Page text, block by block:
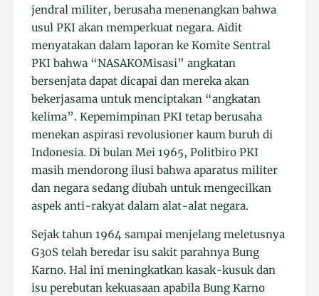
jendral militer, berusaha menenangkan bahwa
usul PKI akan memperkuat negara. Aidit
menyatakan dalam laporan ke Komite Sentral
PKI bahwa “NASAKOMisasi” angkatan
bersenjata dapat dicapai dan mereka akan
bekerjasama untuk menciptakan “angkatan
kelima”. Kepemimpinan PKI tetap berusaha
menekan aspirasi revolusioner kaum buruh di
Indonesia. Di bulan Mei 1965, Politbiro PKI
masih mendorong ilusi bahwa aparatus militer
dan negara sedang diubah untuk mengecilkan
aspek anti-rakyat dalam alat-alat negara.
Sejak tahun 1964 sampai menjelang meletusnya
G30S telah beredar isu sakit parahnya Bung
Karno. Hal ini meningkatkan kasak-kusuk dan
isu perebutan kekuasaan apabila Bung Karno